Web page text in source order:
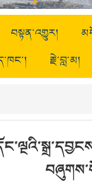
བསྟན་འགྱུར།
རྗེ་བླ་མ།